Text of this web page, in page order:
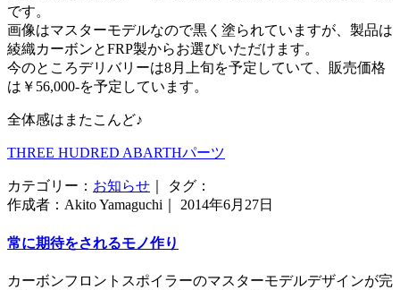
です。
画像はマスターモデルなので黒く塗られていますが、製品は
綾織カーボンとFRP製からお選びいただけます。
今のところデリバリーは8月上旬を予定していて、販売価格
は￥56,000-を予定しています。
全体感はまたこんど♪
THREE HUDRED ABARTHパーツ
カテゴリー： お知らせ ｜ タグ：
作成者：Akito Yamaguchi｜ 2014年6月27日
常に期待をされるモノ作り
カーボンフロントスポイラーのマスターモデルデザインが完